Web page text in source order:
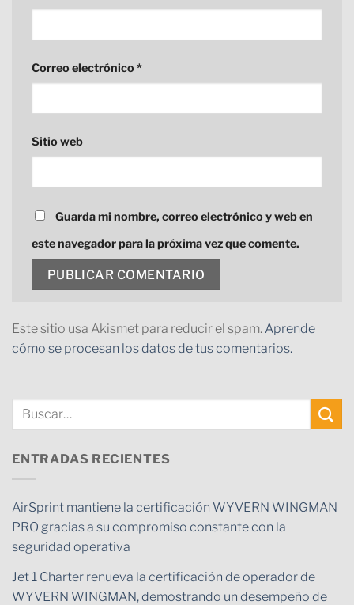
Correo electrónico*
Sitio web
Guarda mi nombre, correo electrónico y web en
este navegador para la próxima vez que comente.
Este sitio usa Akismet para reducir el spam. Aprende
cómo se procesan los datos de tus comentarios.
ENTRADAS RECIENTES
AirSprint mantiene la certificación WYVERN WINGMAN
PRO gracias a su compromiso constante con la
seguridad operativa
Jet 1 Charter renueva la certificación de operador de
WYVERN WINGMAN, demostrando un desempeño de